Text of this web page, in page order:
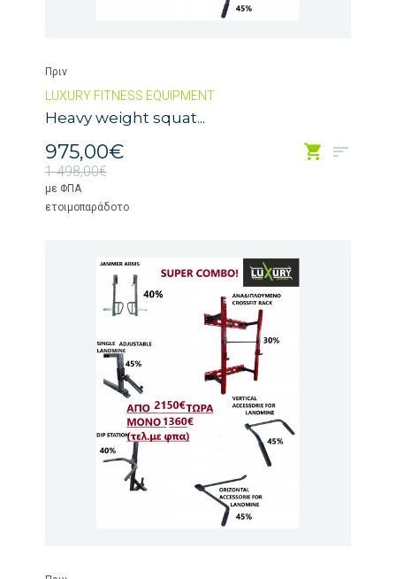
Πριν
LUXURY FITNESS EQUIPMENT
Heavy weight squat...
975,00€
1 498,00€
με ΦΠΑ
ετοιμοπαράδοτο